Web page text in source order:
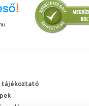
tájékoztató